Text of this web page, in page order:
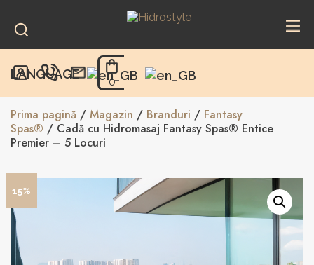
content
LANGUAGE
0
Prima pagină / Magazin / Branduri / Fantasy
Spas® / Cadă cu Hidromasaj Fantasy Spas® Entice
Premier – 5 Locuri
15%